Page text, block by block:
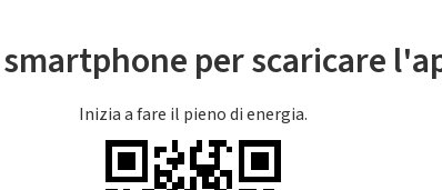
per scaricare
Inizia a fare il pieno di energia.